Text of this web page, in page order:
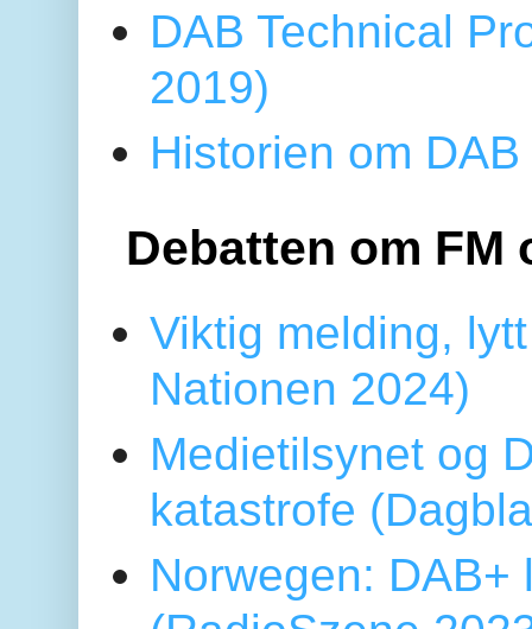
DAB Technical
2019)
Historien om
Debatten om FM
Viktig melding,
Nationen 2024)
Medietilsynet og
katastrofe
Norwegen: